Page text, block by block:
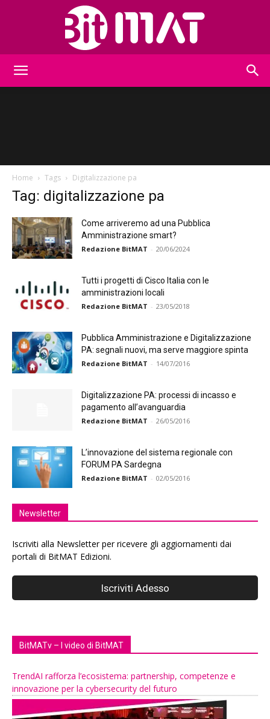
Home Tags Digitalizzazione pa
Tag: digitalizzazione pa
Come arriveremo ad una Pubblica
Amministrazione smart?
Redazione BitMAT - 20/06/2024
Tutti i progetti di Cisco Italia con le
amministrazioni locali
Redazione BitMAT - 23/05/2018
Pubblica Amministrazione e Digitalizzazione
PA: segnali nuovi, ma serve maggiore spinta
Redazione BitMAT - 14/07/2016
Digitalizzazione PA: processi di incasso e
pagamento all’avanguardia
Redazione BitMAT - 26/05/2016
L’innovazione del sistema regionale con
FORUM PA Sardegna
Redazione BitMAT - 02/05/2016
Newsletter
Iscriviti alla Newsletter per ricevere gli aggiornamenti dai
portali di BitMAT Edizioni.
BitMATv – I video di BitMAT
TrendAI rafforza l’ecosistema: partnership, competenze e
innovazione per la cybersecurity del futuro